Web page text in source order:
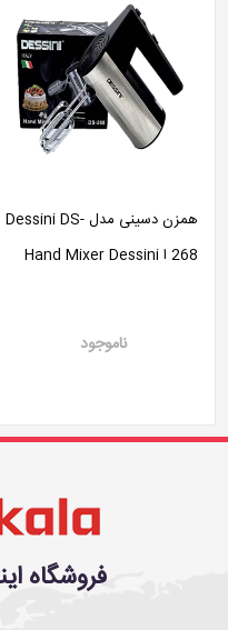
همزن دسینی مدل Dessini DS-
268 ا Hand Mixer Dessini
ناموجود
فروشگاه